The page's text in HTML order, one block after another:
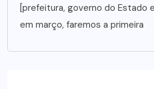
[prefeitura, governo do Estado
em março, faremos a primeira